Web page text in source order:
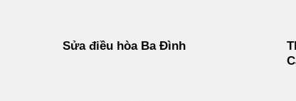
Sửa điều hòa Ba Đình